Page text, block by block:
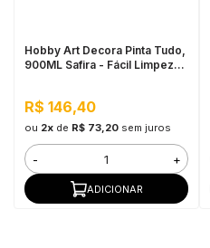
Hobby Art Decora Pinta Tudo,
900ML Safira - Fácil Limpeza,
R$ 146,40
ou 2xde R$ 73,20 sem juros
- +
ADICIONAR